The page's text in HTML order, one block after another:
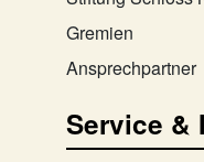
Gremien
Ansprechpartner
Service &